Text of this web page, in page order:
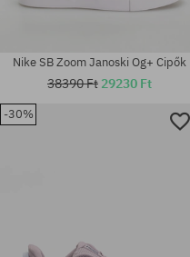
Nike SB Zoom Janoski Og+ Cipők
38390 Ft 29230 Ft
-30%